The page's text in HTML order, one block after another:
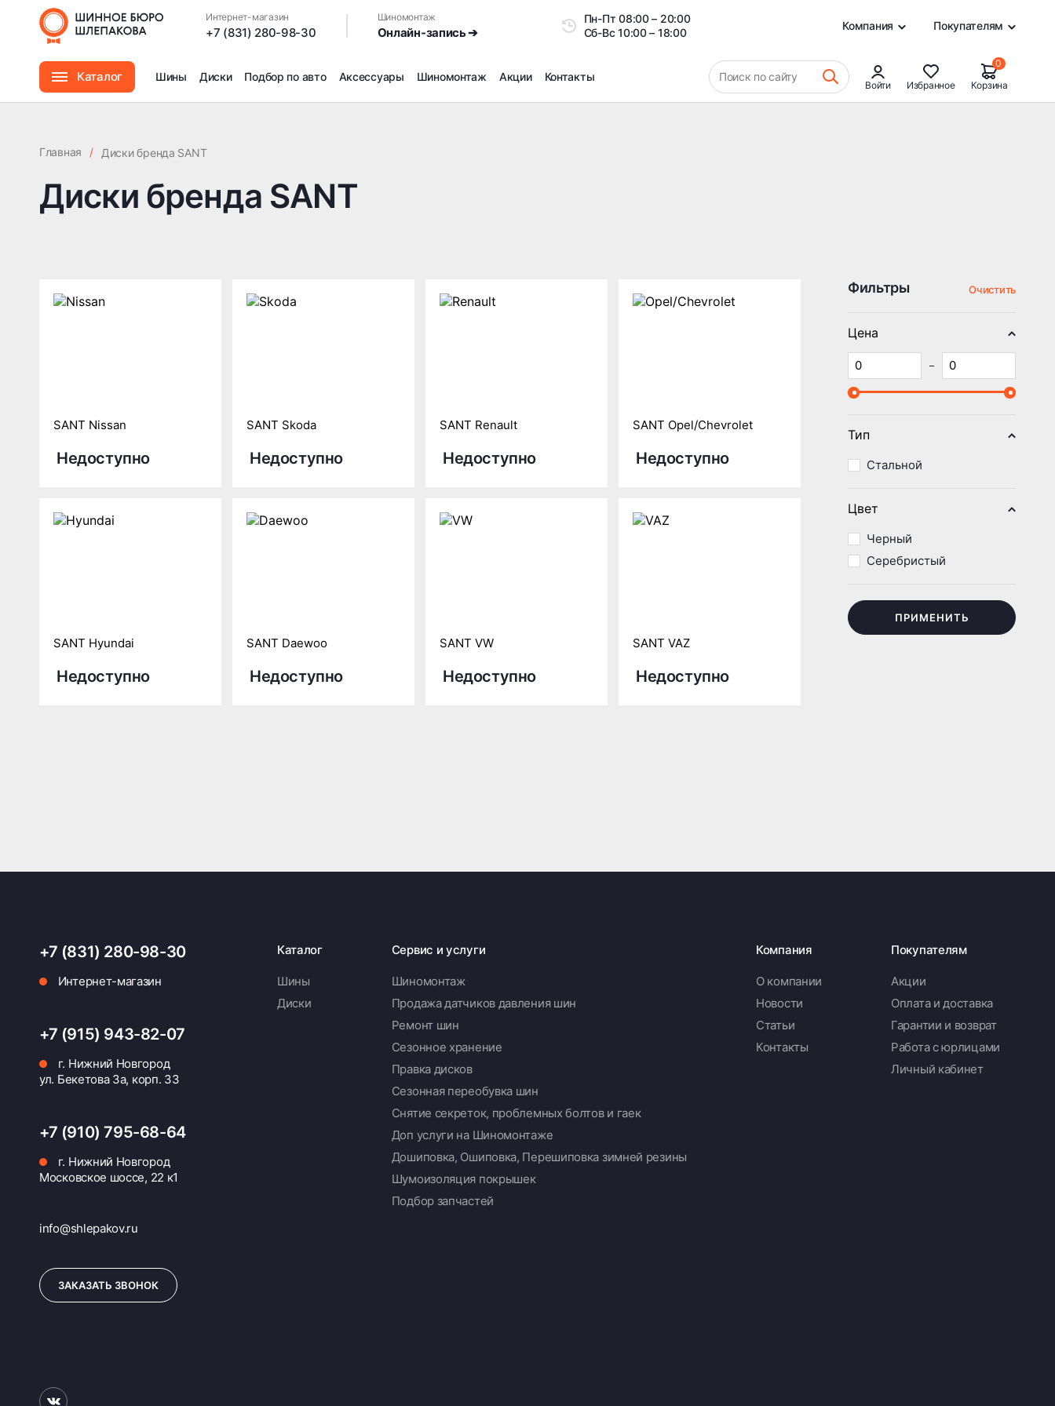
Интернет-магазин
+7 (831) 280-98-30
Шиномонтаж
Онлайн-запись ➔
Пн-Пт08:00 – 20:00
Сб-Вс10:00 – 18:00
Компания Покупателям
Каталог Шины Диски Подбор по авто Аксессуары Шиномонтаж
Дошиповка, Ошиповка, Перешиповка зимней резины
Акции Контакты Поиск по сайту
Войти Избранное
0
Корзина
Главная / Диски бренда SANT
Диски бренда SANT
SANT Nissan
Недоступно
SANT Skoda
Недоступно
SANT Renault
Недоступно
SANT Opel/Chevrolet
Недоступно
SANT Hyundai
Недоступно
SANT Daewoo
Недоступно
SANT VW
Недоступно
SANT VAZ
Недоступно
Фильтры Очистить
Цена
Тип
Стальной
Цвет
Черный
Серебристый
ПРИМЕНИТЬ
+7 (831) 280-98-30
Интернет-магазин
+7 (915) 943-82-07
г. Нижний Новгород
ул. Бекетова 3а, корп. 33
+7 (910) 795-68-64
г. Нижний Новгород
Московское шоссе, 22 к1
info@shlepakov.ru
ЗАКАЗАТЬ ЗВОНОК
Каталог
Шины
Диски
Сервис и услуги
Шиномонтаж
Продажа датчиков давления шин
Ремонт шин
Сезонное хранение
Правка дисков
Сезонная переобувка шин
Снятие секреток, проблемных болтов и гаек
Доп услуги на Шиномонтаже
Дошиповка, Ошиповка, Перешиповка зимней резины
Шумоизоляция покрышек
Подбор запчастей
Компания
О компании
Новости
Статьи
Контакты
Покупателям
Акции
Оплата и доставка
Гарантии и возврат
Работа с юрлицами
Личный кабинет